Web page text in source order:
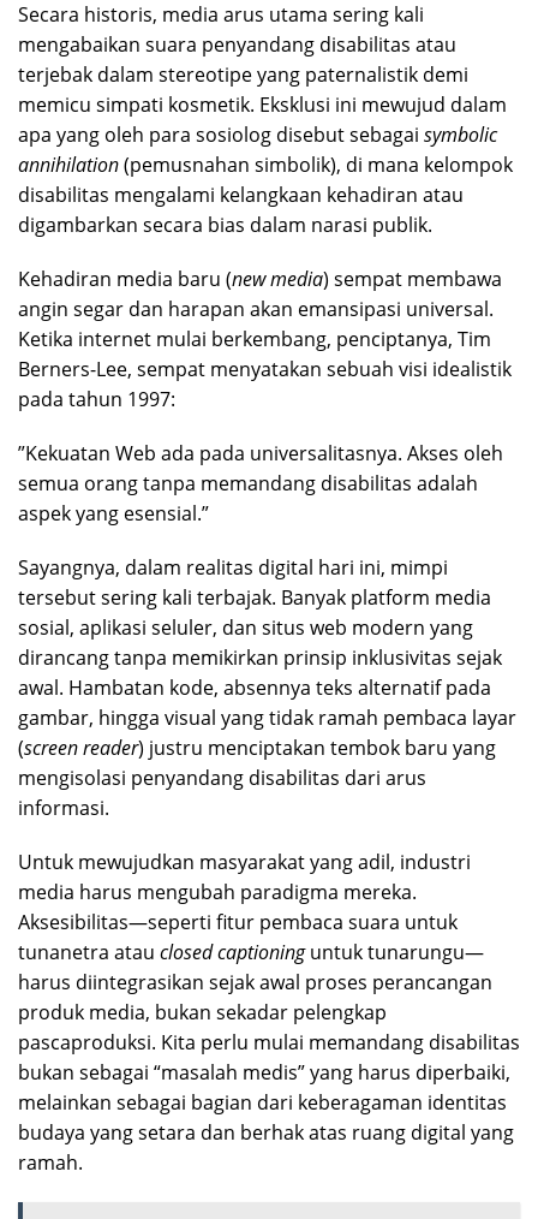
​Secara historis, media arus utama sering kali
mengabaikan suara penyandang disabilitas atau
terjebak dalam stereotipe yang paternalistik demi
memicu simpati kosmetik. Eksklusi ini mewujud dalam
apa yang oleh para sosiolog disebut sebagai symbolic
annihilation(pemusnahan simbolik), di mana kelompok
disabilitas mengalami kelangkaan kehadiran atau
digambarkan secara bias dalam narasi publik.
​Kehadiran media baru (newmedia) sempat membawa
angin segar dan harapan akan emansipasi universal.
Ketika internet mulai berkembang, penciptanya, Tim
Berners-Lee, sempat menyatakan sebuah visi idealistik
pada tahun 1997:
​”Kekuatan Web ada pada universalitasnya. Akses oleh
semua orang tanpa memandang disabilitas adalah
aspek yang esensial.”
​Sayangnya, dalam realitas digital hari ini, mimpi
tersebut sering kali terbajak. Banyak platform media
sosial, aplikasi seluler, dan situs web modern yang
dirancang tanpa memikirkan prinsip inklusivitas sejak
awal. Hambatan kode, absennya teks alternatif pada
gambar, hingga visual yang tidak ramah pembaca layar
(screenreader) justru menciptakan tembok baru yang
mengisolasi penyandang disabilitas dari arus
informasi.
​Untuk mewujudkan masyarakat yang adil, industri
media harus mengubah paradigma mereka.
Aksesibilitas—seperti fitur pembaca suara untuk
tunanetra atau closedcaptioninguntuk tunarungu—
harus diintegrasikan sejak awal proses perancangan
produk media, bukan sekadar pelengkap
pascaproduksi. Kita perlu mulai memandang disabilitas
bukan sebagai “masalah medis” yang harus diperbaiki,
melainkan sebagai bagian dari keberagaman identitas
budaya yang setara dan berhak atas ruang digital yang
ramah.